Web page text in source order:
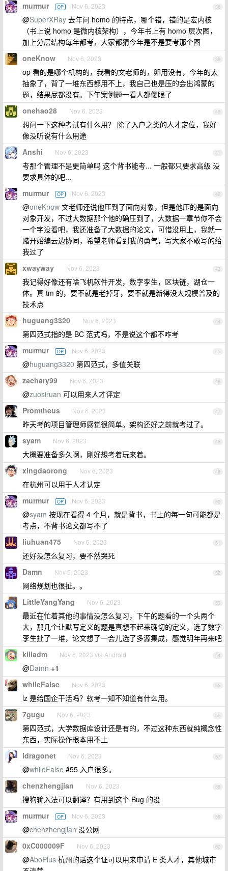
38
murmur OP Nov 6, 2023
@SuperXRay 去年问 homo 的特点，哪个错，错的是宏内核
（书上说 homo 是微内核架构），今年书上有 homo 层次图，
加上分层结构每年都考，大家都猜今年是不是要考那个图
39
oneKnow Nov 6, 2023
op 看的是哪个机构的，我看的文老师的，卵用没有，今年的太
抽象了，背了一堆东西都用不上，我自己也是压的会出鸿蒙的
题，结果屁都没有。下午案例题一看人都傻眼了
40
onehao28 Nov 6, 2023
想问一下这种考试有什么用？ 除了入户之类的人才定位，我好
像没听说有什么用途
41
Anshi Nov 6, 2023
考那个管理不是更简单吗 这个背书能考... 一般都只要求高级 没
要求具体的吧...
42
murmur OP Nov 6, 2023
@oneKnow 文老师还说他压到了面向对象，但是他压的是面向
对象开发，不过大数据那个他的确压到了，大数据一章节你不会
一个字没看吧，我还准备了大数据的论文，可惜没用上，我就一
赌开始编云边协同，希望老师看到我的勇气，写大家不敢写的给
我过了
43
xwayway Nov 6, 2023
我记得好像还有啥飞机软件开发，数字孪生，区块链，湖仓一
体。真 tm 的，要不就是老掉牙，要不就是新得没大规模普及的
技术点
44
huguang3320 Nov 6, 2023
第四范式指的是 BC 范式吗，不是说这个都不咋考
45
murmur OP Nov 6, 2023
@huguang3320 第四范式，多值关联
46
zachary99 Nov 6, 2023
@zuosiruan 可以用来人才评定
47
Promtheus Nov 6, 2023
昨天考的项目管理师感觉很简单。架构还好之前就考过了。
48
syam Nov 6, 2023
大概要准备多久啊，刚好想考着玩来着。
49
xingdaorong Nov 6, 2023
在杭州可以用于人才认定
50
murmur OP Nov 6, 2023
@syam 按现在看得 4 个月，就是背书，书上的每一句可能都是
考点，不背书论文都写不了
51
liuhuan475 Nov 6, 2023
还好没怎么复习，要不然哭死
52
Damn Nov 6, 2023
网络规划也很扯。。
53
LittleYangYang Nov 6, 2023
最近在忙着其他的事情没怎么复习，下午的题看的一个头两个
大，那几个让默写定义的题是真想不起来确切的定义，选了数字
孪生扯了一堆，论文想了一会儿选了多源集成，感觉明年再来吧
54
killadm Nov 6, 2023 via Android
@Damn +1
55
whileFalse Nov 6, 2023
lz 是给国企干活吗？软考一知不知道有什么用。
56
7gugu Nov 6, 2023
第四范式，大学数据库设计还是有的，不过这种东西就纯概念性
东西，实际操作根本用不上
57
idragonet Nov 6, 2023
@whileFalse #55 入户很多。
58
chenzhengjian Nov 6, 2023
搜狗输入法可以翻译？有用到这个 Bug 的没
59
murmur OP Nov 6, 2023
@chenzhengjian 没公网
60
0xC000009F Nov 6, 2023
@AboPlus 杭州的话这个证可以用来申请 E 类人才，其他城市